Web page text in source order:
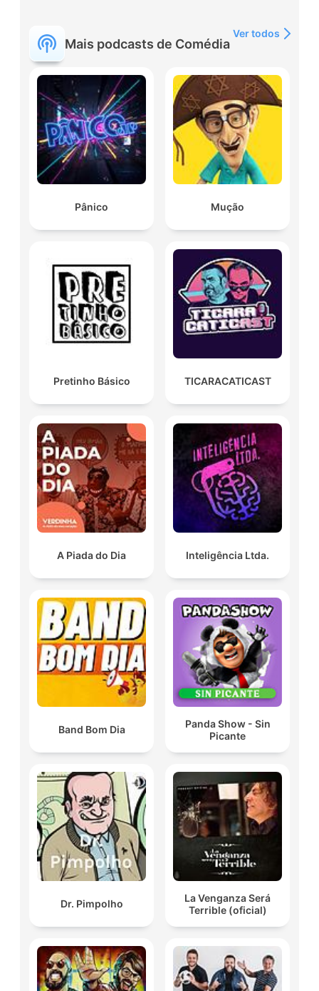
Mais podcasts de Comédia
Ver todos
Pânico Mução
Pretinho Básico TICARACATICAST
A Piada do Dia Inteligência Ltda.
Band Bom Dia
Panda Show - Sin
Picante
Dr. Pimpolho
La Venganza Será
Terrible (oficial)